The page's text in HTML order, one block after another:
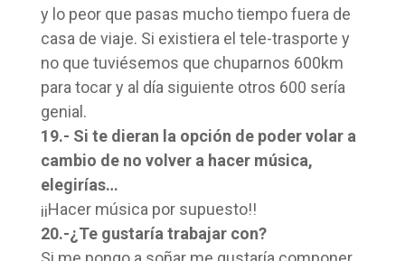
y lo peor que pasas mucho tiempo fuera de
casa de viaje. Si existiera el tele-trasporte y
no que tuviésemos que chuparnos 600km
para tocar y al día siguiente otros 600 sería
genial.
19.- Si te dieran la opción de poder volar a
cambio de no volver a hacer música,
elegirías…
¡¡Hacer música por supuesto!!
20.-¿Te gustaría trabajar con?